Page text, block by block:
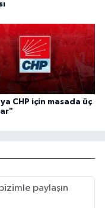
CHP için masada üç